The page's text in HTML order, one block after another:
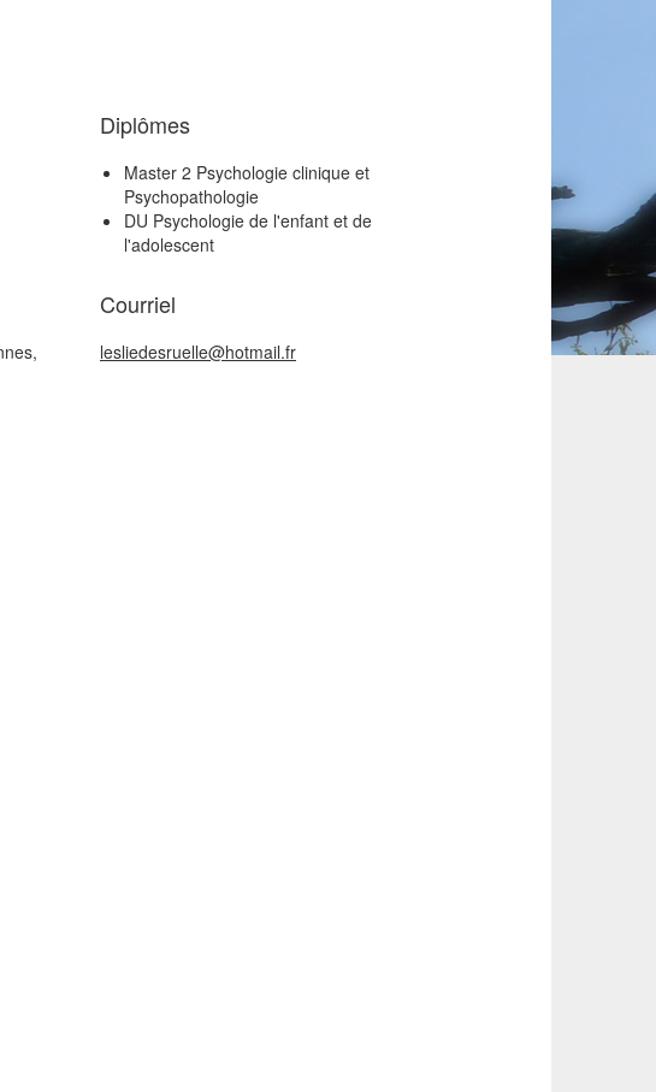
Diplômes
Master 2 Psychologie clinique et
Psychopathologie
DU Psychologie de l'enfant et de
l'adolescent
Courriel
lesliedesruelle@hotmail.fr